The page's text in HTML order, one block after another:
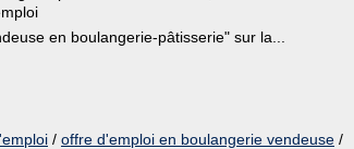
en boulangerie-pâtisserie" sur la...
/ offre d'emploi en boulangerie vendeuse /